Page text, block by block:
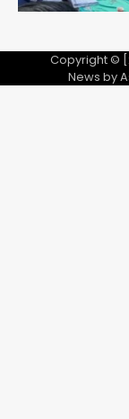
Copyright ©
News by